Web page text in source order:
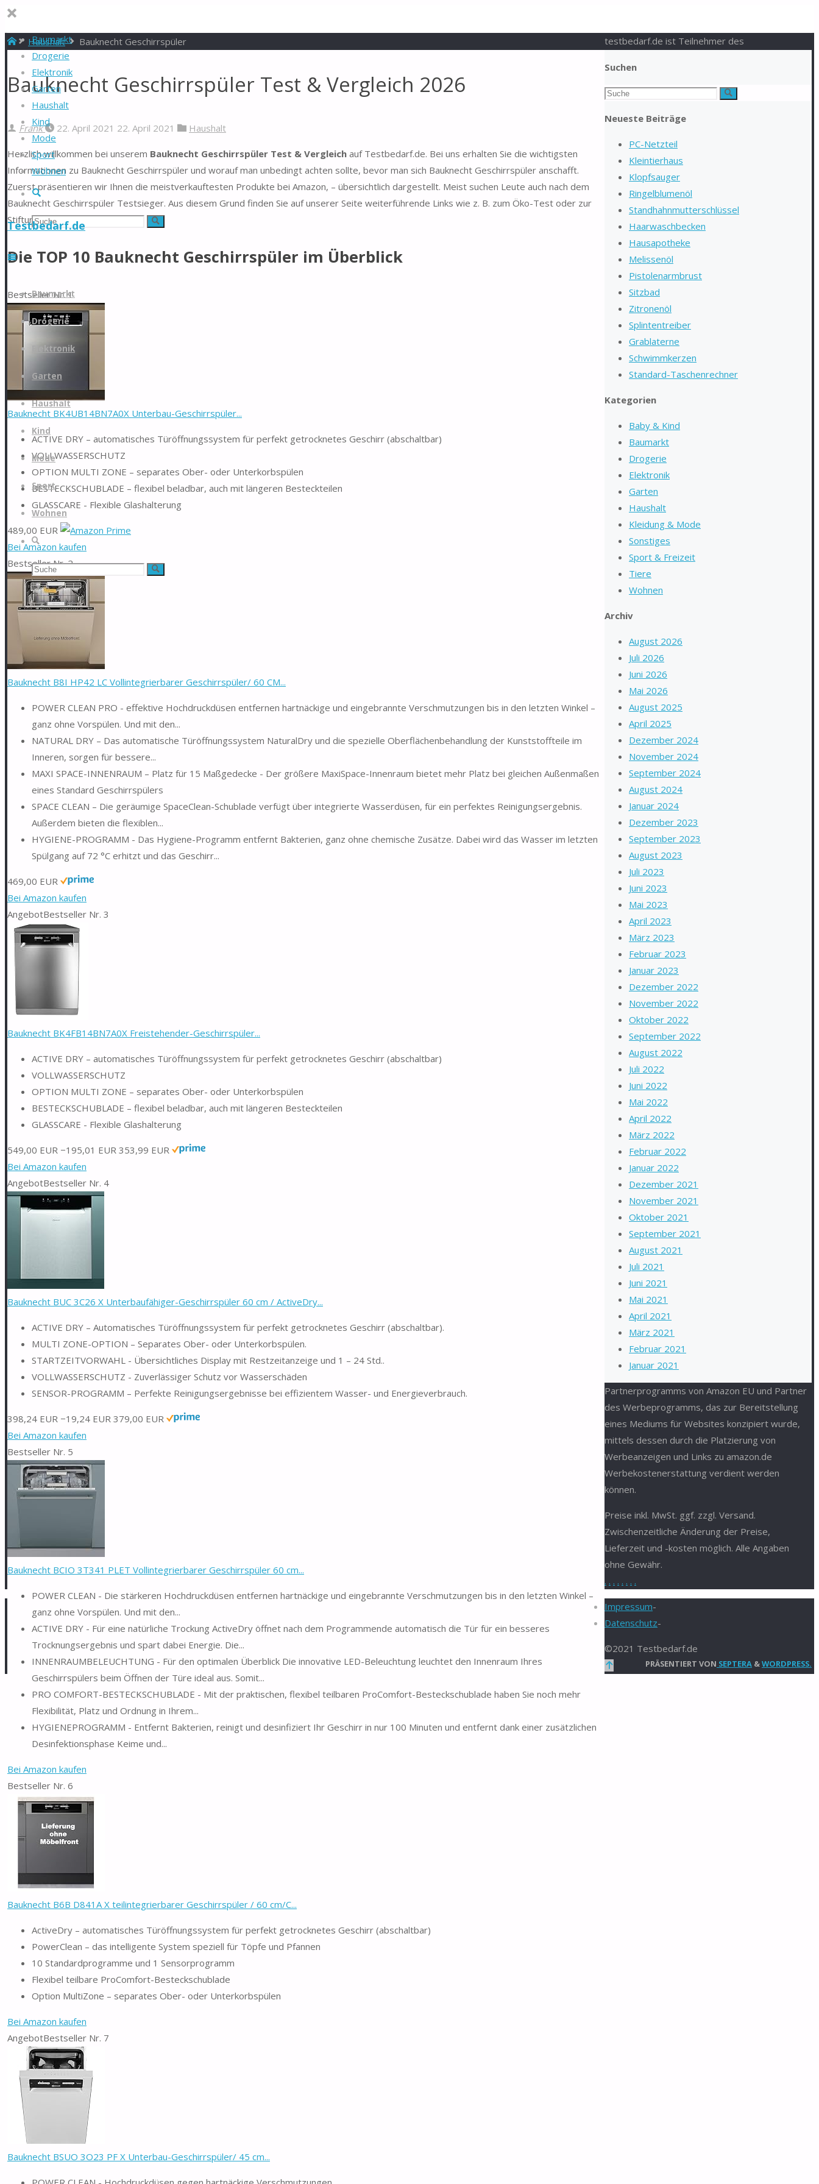
Baumarkt
Drogerie
Elektronik
Garten
Haushalt
Kind
Mode
Sport
Wohnen
Suche
Suchen Suche
Testbedarf.de
Inhalt
springen
Baumarkt
Drogerie
Elektronik
Garten
Haushalt
Kind
Mode
Sport
Wohnen
Suchen
nach:
Suche
StartHaushalt Bauknecht Geschirrspüler
Bauknecht Geschirrspüler Test & Vergleich 2026
Frank 22. April 2021 22. April 2021 Haushalt
Herzlich willkommen bei unserem Bauknecht Geschirrspüler Test & Vergleich auf Testbedarf.de. Bei uns erhalten Sie die wichtigsten
Informationen zu Bauknecht Geschirrspüler und worauf man unbedingt achten sollte, bevor man sich Bauknecht Geschirrspüler anschafft.
Zuerst präsentieren wir Ihnen die meistverkauftesten Produkte bei Amazon, – übersichtlich dargestellt. Meist suchen Leute auch nach dem
Bauknecht Geschirrspüler Testsieger. Aus diesem Grund finden Sie auf unserer Seite weiterführende Links wie z. B. zum Öko-Test oder zur
Stiftung Warentest.
Die TOP 10 Bauknecht Geschirrspüler im Überblick
Bestseller Nr. 1
Bauknecht BK4UB14BN7A0X Unterbau-Geschirrspüler...
ACTIVE DRY – automatisches Türöffnungssystem für perfekt getrocknetes Geschirr (abschaltbar)
VOLLWASSERSCHUTZ
OPTION MULTI ZONE – separates Ober- oder Unterkorbspülen
BESTECKSCHUBLADE – flexibel beladbar, auch mit längeren Besteckteilen
GLASSCARE - Flexible Glashalterung
489,00 EUR
Bei Amazon kaufen
Bestseller Nr. 2
Bauknecht B8I HP42 LC Vollintegrierbarer Geschirrspüler/ 60 CM...
POWER CLEAN PRO - effektive Hochdruckdüsen entfernen hartnäckige und eingebrannte Verschmutzungen bis in den letzten Winkel –
ganz ohne Vorspülen. Und mit den...
NATURAL DRY – Das automatische Türöffnungssystem NaturalDry und die spezielle Oberflächenbehandlung der Kunststoffteile im
Inneren, sorgen für bessere...
MAXI SPACE-INNENRAUM – Platz für 15 Maßgedecke - Der größere MaxiSpace-Innenraum bietet mehr Platz bei gleichen Außenmaßen
eines Standard Geschirrspülers
SPACE CLEAN – Die geräumige SpaceClean-Schublade verfügt über integrierte Wasserdüsen, für ein perfektes Reinigungsergebnis.
Außerdem bieten die flexiblen...
HYGIENE-PROGRAMM - Das Hygiene-Programm entfernt Bakterien, ganz ohne chemische Zusätze. Dabei wird das Wasser im letzten
Spülgang auf 72 °C erhitzt und das Geschirr...
469,00 EUR
Bei Amazon kaufen
AngebotBestseller Nr. 3
Bauknecht BK4FB14BN7A0X Freistehender-Geschirrspüler...
ACTIVE DRY – automatisches Türöffnungssystem für perfekt getrocknetes Geschirr (abschaltbar)
VOLLWASSERSCHUTZ
OPTION MULTI ZONE – separates Ober- oder Unterkorbspülen
BESTECKSCHUBLADE – flexibel beladbar, auch mit längeren Besteckteilen
GLASSCARE - Flexible Glashalterung
549,00 EUR −195,01 EUR 353,99 EUR
Bei Amazon kaufen
AngebotBestseller Nr. 4
Bauknecht BUC 3C26 X Unterbaufähiger-Geschirrspüler 60 cm / ActiveDry...
ACTIVE DRY – Automatisches Türöffnungssystem für perfekt getrocknetes Geschirr (abschaltbar).
MULTI ZONE-OPTION – Separates Ober- oder Unterkorbspülen.
STARTZEITVORWAHL - Übersichtliches Display mit Restzeitanzeige und 1 – 24 Std..
VOLLWASSERSCHUTZ - Zuverlässiger Schutz vor Wasserschäden
SENSOR-PROGRAMM – Perfekte Reinigungsergebnisse bei effizientem Wasser- und Energieverbrauch.
398,24 EUR −19,24 EUR 379,00 EUR
Bei Amazon kaufen
Bestseller Nr. 5
Bauknecht BCIO 3T341 PLET Vollintegrierbarer Geschirrspüler 60 cm...
POWER CLEAN - Die stärkeren Hochdruckdüsen entfernen hartnäckige und eingebrannte Verschmutzungen bis in den letzten Winkel –
ganz ohne Vorspülen. Und mit den...
ACTIVE DRY - Für eine natürliche Trockung ActiveDry öffnet nach dem Programmende automatisch die Tür für ein besseres
Trocknungsergebnis und spart dabei Energie. Die...
INNENRAUMBELEUCHTUNG - Für den optimalen Überblick Die innovative LED-Beleuchtung leuchtet den Innenraum Ihres
Geschirrspülers beim Öffnen der Türe ideal aus. Somit...
PRO COMFORT-BESTECKSCHUBLADE - Mit der praktischen, flexibel teilbaren ProComfort-Besteckschublade haben Sie noch mehr
Flexibilität, Platz und Ordnung in Ihrem...
HYGIENEPROGRAMM - Entfernt Bakterien, reinigt und desinfiziert Ihr Geschirr in nur 100 Minuten und entfernt dank einer zusätzlichen
Desinfektionsphase Keime und...
Bei Amazon kaufen
Bestseller Nr. 6
Bauknecht B6B D841A X teilintegrierbarer Geschirrspüler / 60 cm/C...
ActiveDry – automatisches Türöffnungssystem für perfekt getrocknetes Geschirr (abschaltbar)
PowerClean – das intelligente System speziell für Töpfe und Pfannen
10 Standardprogramme und 1 Sensorprogramm
Flexibel teilbare ProComfort-Besteckschublade
Option MultiZone – separates Ober- oder Unterkorbspülen
Bei Amazon kaufen
AngebotBestseller Nr. 7
Bauknecht BSUO 3O23 PF X Unterbau-Geschirrspüler/ 45 cm...
Suchen
Suchen
Suche
Neueste Beiträge
PC-Netzteil
Kleintierhaus
Klopfsauger
Ringelblumenöl
Standhahnmutterschlüssel
Haarwaschbecken
Hausapotheke
Melissenöl
Pistolenarmbrust
Sitzbad
Zitronenöl
Splintentreiber
Grablaterne
Schwimmkerzen
Standard-Taschenrechner
Kategorien
Baby & Kind
Baumarkt
Drogerie
Elektronik
Garten
Haushalt
Kleidung & Mode
Sonstiges
Sport & Freizeit
Tiere
Wohnen
Archiv
August 2026
Juli 2026
Juni 2026
Mai 2026
August 2025
April 2025
Dezember 2024
November 2024
September 2024
August 2024
Januar 2024
Dezember 2023
September 2023
August 2023
Juli 2023
Juni 2023
Mai 2023
April 2023
März 2023
Februar 2023
Januar 2023
Dezember 2022
November 2022
Oktober 2022
September 2022
August 2022
Juli 2022
Juni 2022
Mai 2022
April 2022
März 2022
Februar 2022
Januar 2022
Dezember 2021
November 2021
Oktober 2021
September 2021
August 2021
Juli 2021
Juni 2021
Mai 2021
April 2021
März 2021
Februar 2021
Januar 2021
testbedarf.de ist Teilnehmer des
Partnerprogramms von Amazon EU und Partner
des Werbeprogramms, das zur Bereitstellung
eines Mediums für Websites konzipiert wurde,
mittels dessen durch die Platzierung von
Werbeanzeigen und Links zu amazon.de
Werbekostenerstattung verdient werden
können.
Preise inkl. MwSt. ggf. zzgl. Versand.
Zwischenzeitliche Änderung der Preise,
Lieferzeit und -kosten möglich. Alle Angaben
ohne Gewähr.
. . . . . . . .
Impressum-
Datenschutz-
©2021 Testbedarf.de
PRÄSENTIERT VON SEPTERA &WORDPRESS.
Zurück